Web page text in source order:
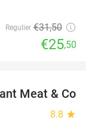
Regulier €31,50
€25,50
20%
Meat & Co
8.8 star